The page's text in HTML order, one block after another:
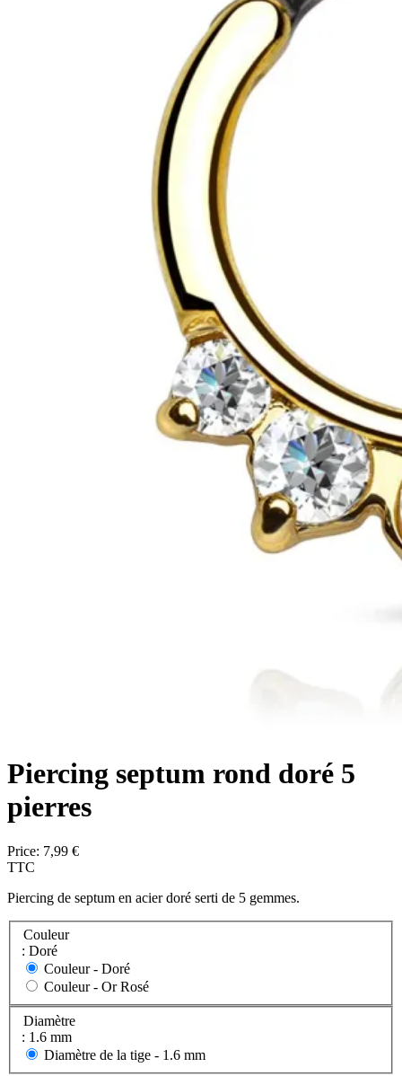
Piercing septum rond doré 5
pierres
Price: 7,99 €
TTC
Piercing de septum en acier doré serti de 5 gemmes.
Couleur
: Doré
Couleur - Doré
Couleur - Or Rosé
Diamètre
: 1.6 mm
Diamètre de la tige - 1.6 mm